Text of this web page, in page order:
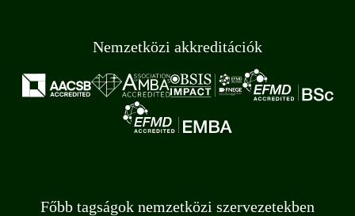
Nemzetközi akkreditációk
Főbb tagságok nemzetközi szervezetekben